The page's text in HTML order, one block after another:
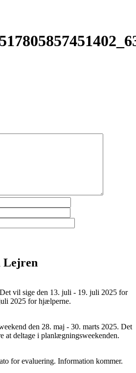
Lejren
vil sige den 13. juli - 19. juli 2025 for
2025 for hjælperne.
den 28. maj - 30. marts 2025. Det
at deltage i planlægningsweekenden.
for evaluering. Information kommer.